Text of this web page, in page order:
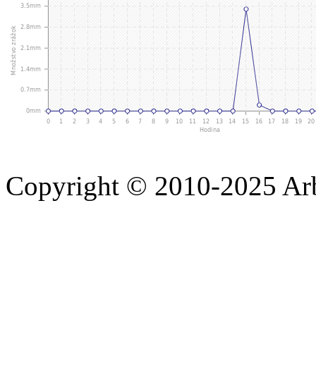
Copyright © 2010-2025